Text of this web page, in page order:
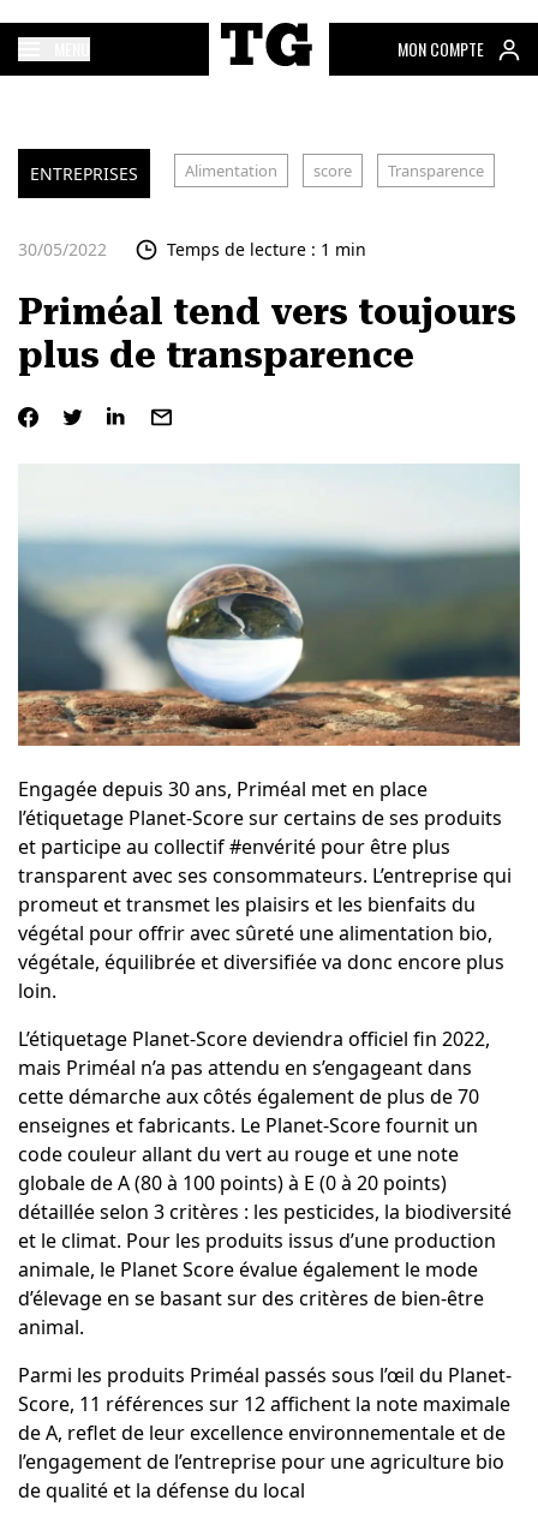
MON COMPTE
ENTREPRISES Alimentation score Transparence
30/05/2022 Temps de lecture : 1 min
Priméal tend vers toujours
plus de transparence
Engagée depuis 30 ans, Priméal met en place
l’étiquetage Planet-Scoresur certains de ses produits
et participe au collectif#envérité pour être plus
transparent avec ses consommateurs. L’entreprise qui
promeut et transmet les plaisirs et les bienfaits du
végétal pour offrir avec sûreté une alimentation bio,
végétale, équilibrée et diversifiée va donc encore plus
loin.
L’étiquetage Planet-Score deviendra officiel fin 2022,
mais Priméal n’a pas attendu en s’engageant dans
cette démarche aux côtés également de plus de 70
enseignes et fabricants. Le Planet-Score fournit un
code couleur allant du vert au rouge et une note
globale de A (80 à 100 points) à E (0 à 20 points)
détaillée selon 3 critères : les pesticides, la biodiversité
et le climat. Pour les produits issus d’une production
animale, le Planet Score évalue également le mode
d’élevage en se basant sur des critères de bien-être
animal.
Parmi les produits Priméal passés sous l’œil du Planet-
Score, 11 références sur 12 affichent la note maximale
de A, reflet de leur excellence environnementale et de
l’engagement de l’entreprise pour une agriculture bio
de qualité et la défense du local